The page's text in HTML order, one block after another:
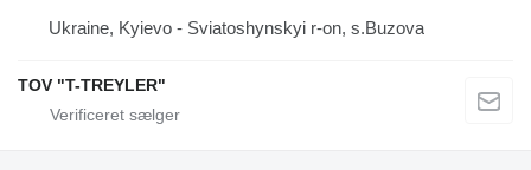
Ukraine, Kyievo - Sviatoshynskyi r-on, s.Buzova
TOV "T-TREYLER"